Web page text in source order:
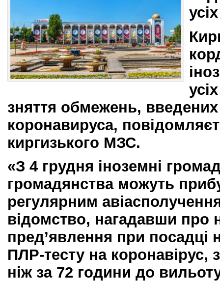
зняття обмежень,
коронавируса,
киргизького МЗС.
«З 4 грудня іноземні
громадянства можуть
регулярним
відомство, нагадавши про
пред’явлення при посадці
ПЛР-тесту на коронавірус,
ніж за 72 години до